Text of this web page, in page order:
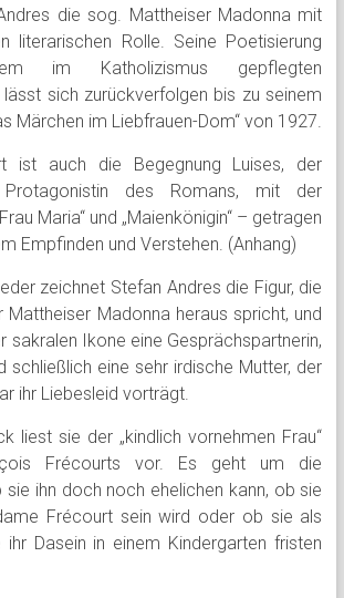
die sog. Mattheiser Madonna mit
literarischen Rolle. Seine Poetisierung
im Katholizismus gepflegten
lässt sich zurückverfolgen bis zu seinem
Märchen im Liebfrauen-Dom“ von 1927.
ist auch die Begegnung Luises, der
Protagonistin des Romans, mit der
Maria“ und „Maienkönigin“ – getragen
Empfinden und Verstehen. (Anhang)
zeichnet Stefan Andres die Figur, die
Mattheiser Madonna heraus spricht, und
sakralen Ikone eine Gesprächspartnerin,
schließlich eine sehr irdische Mutter, der
ihr Liebesleid vorträgt.
liest sie der „kindlich vornehmen Frau“
Frécourts vor. Es geht um die
sie ihn doch noch ehelichen kann, ob sie
Frécourt sein wird oder ob sie als
ihr Dasein in einem Kindergarten fristen